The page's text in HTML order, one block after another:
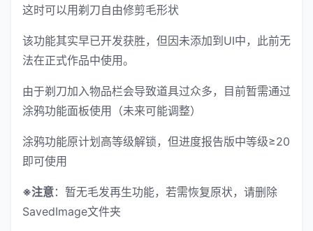
这时可以用剃刀自由修剪毛形状
该功能其实早已开发获胜，但因未添加到UI中，此前无
法在正式作品中使用。
由于剃刀加入物品栏会导致道具过众多，目前暂需通过
涂鸦功能面板使用（未来可能调整）
涂鸦功能原计划高等级解锁，但进度报告版中等级≥20
即可使用
※注意：暂无毛发再生功能，若需恢复原状，请删除
SavedImage文件夹